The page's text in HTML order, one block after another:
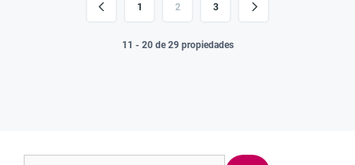
1 2 3
11 - 20 de 29 propiedades